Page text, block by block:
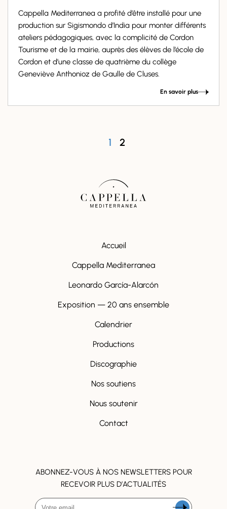
Cappella Mediterranea a profité d’être installé pour une
production sur Sigismondo d’India pour monter différents
ateliers pédagogiques, avec la complicité de Cordon
Tourisme et de la mairie, auprès des élèves de l’école de
Cordon et d’une classe de quatrième du collège
Geneviève Anthonioz de Gaulle de Cluses.
En savoir plus
1 2
Accueil
Cappella Mediterranea
Leonardo García-Alarcón
Exposition — 20 ans ensemble
Calendrier
Productions
Discographie
Nos soutiens
Nous soutenir
Contact
ABONNEZ-VOUS À NOS NEWSLETTERS POUR
RECEVOIR PLUS D’ACTUALITÉS